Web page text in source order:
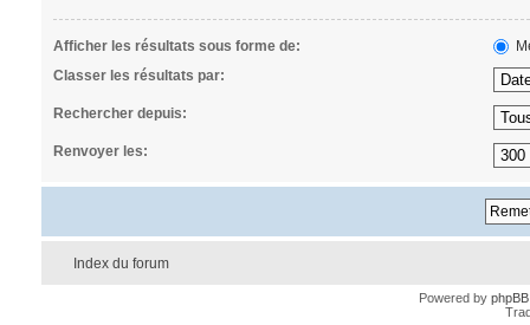
Afficher les résultats sous forme de:
Classer les résultats par:
Rechercher depuis:
Renvoyer les:
Index du forum
Powered by phpBB